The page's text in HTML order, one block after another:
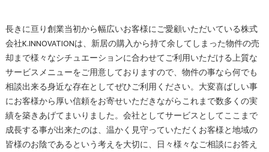
長きに亘り創業当初から幅広いお客様にご愛顧いただいている株式
会社K.INNOVATIONは、新居の購入から持て余してしまった物件の売
却まで様々なシチュエーションに合わせてご利用いただける上質な
サービスメニューをご用意しておりますので、物件の事なら何でも
相談出来る身近な存在としてぜひご利用ください。大変喜ばしい事
にお客様から厚い信頼をお寄せいただきながらこれまで数多くの実
績を築きあげてまいりました。会社としてサービスとしてここまで
成長する事が出来たのは、温かく見守っていただくお客様と地域の
皆様のお陰であるという考えを大切に、日々様々なご相談にお答え